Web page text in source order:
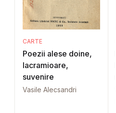
CARTE
Poezii alese doine,
lacramioare,
suvenire
Vasile Alecsandri